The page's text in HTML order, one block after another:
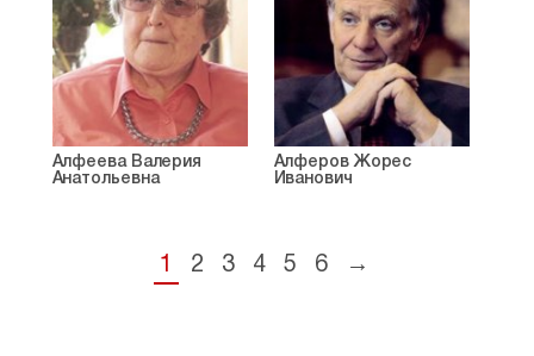
Алфеева Валерия
Анатольевна
Алферов Жорес
Иванович
1 2 3 4 5 6 →